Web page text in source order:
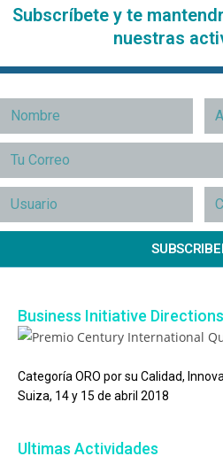
Subscríbete y te
nuestras
Business Initiative Directions
Categoría ORO por su Calidad,
Suiza, 14 y 15 de abril 2018
Ultimas Actividades